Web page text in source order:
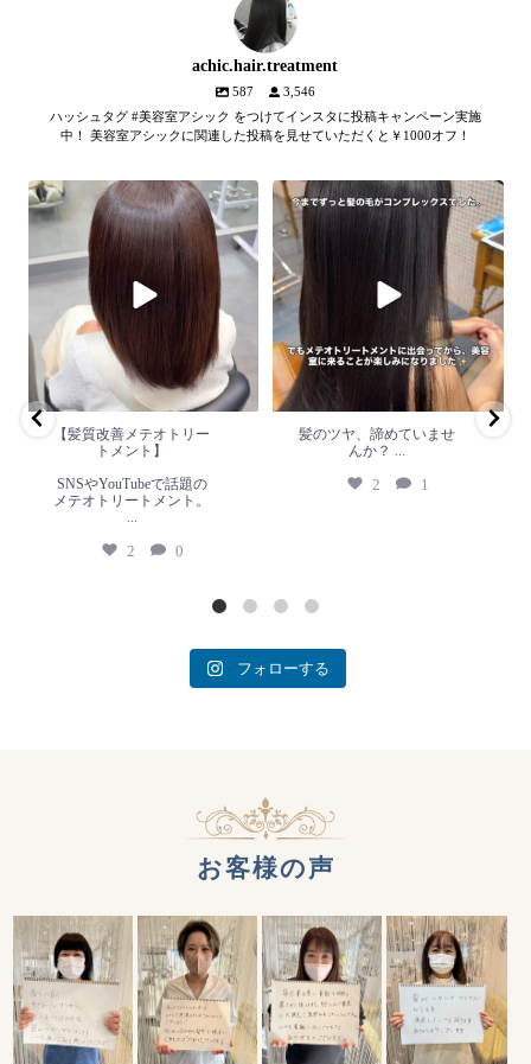
achic.hair.treatment
587
3,546
ハッシュタグ #美容室アシック をつけてインスタに投稿キャンペーン実施
中！ 美容室アシックに関連した投稿を見せていただくと￥1000オフ！
【髪質改善メテオトリートメン
ト】
SNSやYouTubeで話題のメテオト
リートメント。
2 0
【髪質改善メテオトリー
トメント】
SNSやYouTubeで話題の
メテオトリートメント。
...
2 0
髪のツヤ、諦めていません
1
髪のツヤ、諦めていませ
んか？ ...
2 1
フォローする
お客様の声